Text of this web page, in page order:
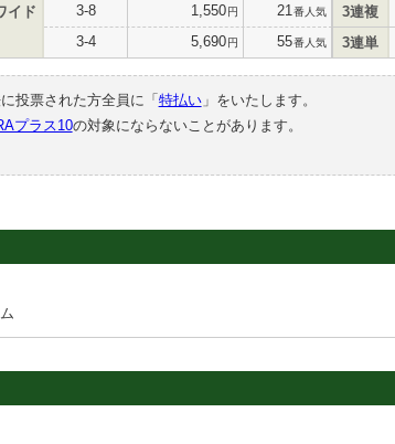
イド 3-8 1,550円 21 番人気
3-4 5,690円 55番人気
3連複
3連単
投票された方全員に「 特払い」をいたします。
プラス10の対象にならないことがあります。